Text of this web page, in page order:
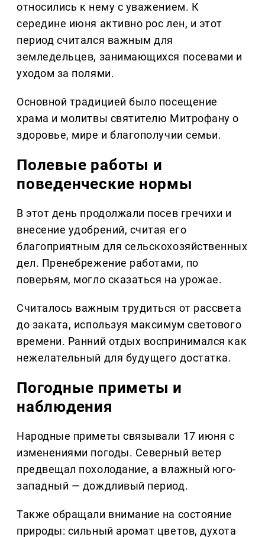
относились к нему с уважением. К
середине июня активно рос лен, и этот
период считался важным для
земледельцев, занимающихся посевами и
уходом за полями.
Основной традицией было посещение
храма и молитвы святителю Митрофану о
здоровье, мире и благополучии семьи.
Полевые работы и
поведенческие нормы
В этот день продолжали посев гречихи и
внесение удобрений, считая его
благоприятным для сельскохозяйственных
дел. Пренебрежение работами, по
поверьям, могло сказаться на урожае.
Считалось важным трудиться от рассвета
до заката, используя максимум светового
времени. Ранний отдых воспринимался как
нежелательный для будущего достатка.
Погодные приметы и
наблюдения
Народные приметы связывали 17 июня с
изменениями погоды. Северный ветер
предвещал похолодание, а влажный юго-
западный — дождливый период.
Также обращали внимание на состояние
природы: сильный аромат цветов, духота